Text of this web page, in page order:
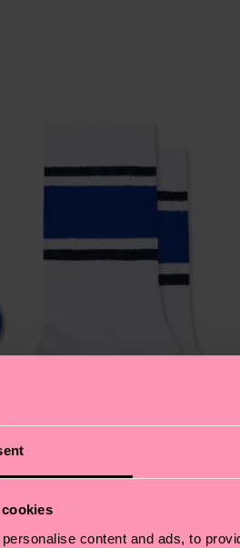
content and ads, to